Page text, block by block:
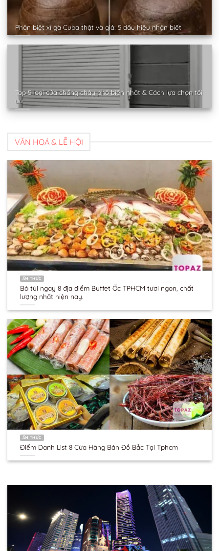
Phân biệt xì gà Cuba thật và giả: 5 dấu hiệu nhận biết
Top 5 loại cửa chống cháy phổ biến nhất & Cách lựa chọn tối
ưu
VĂN HOÁ & LỄ HỘI
ẨM THỰC
Bỏ túi ngay 8 địa điểm Buffet Ốc TPHCM tươi ngon, chất
lượng nhất hiện nay.
ẨM THỰC
Điểm Danh List 8 Cửa Hàng Bán Đồ Bắc Tại Tphcm